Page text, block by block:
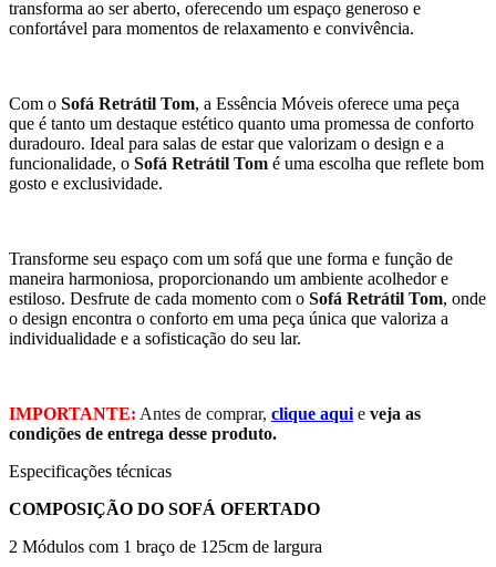
transforma ao ser aberto, oferecendo um espaço generoso e
confortável para momentos de relaxamento e convivência.
Com o Sofá Retrátil Tom, a Essência Móveis oferece uma peça
que é tanto um destaque estético quanto uma promessa de conforto
duradouro. Ideal para salas de estar que valorizam o design e a
funcionalidade, o Sofá Retrátil Tom é uma escolha que reflete bom
gosto e exclusividade.
Transforme seu espaço com um sofá que une forma e função de
maneira harmoniosa, proporcionando um ambiente acolhedor e
estiloso. Desfrute de cada momento com o Sofá Retrátil Tom, onde
o design encontra o conforto em uma peça única que valoriza a
individualidade e a sofisticação do seu lar.
IMPORTANTE: Antes de comprar, clique aqui e veja as
condições de entrega desse produto.
Especificações técnicas
COMPOSIÇÃO DO SOFÁ OFERTADO
2 Módulos com 1 braço de 125cm de largura